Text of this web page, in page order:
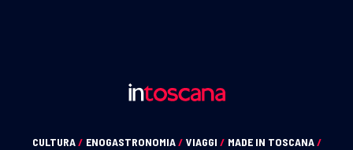
CULTURA/ ENOGASTRONOMIA/ VIAGGI / MADE IN TOSCANA/